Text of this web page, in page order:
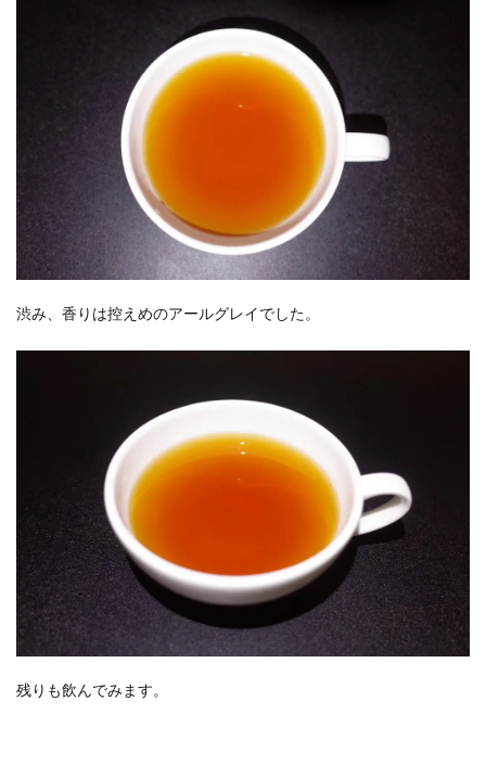
渋み、香りは控えめのアールグレイでした。
残りも飲んでみます。